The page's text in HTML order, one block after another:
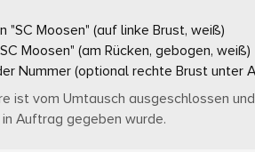
"SC Moosen" (auf linke Brust, weiß)
Moosen" (am Rücken, gebogen, weiß)
Nummer(optional rechte Brust unter
ist vom Umtausch ausgeschlossen
Auftrag gegeben wurde.